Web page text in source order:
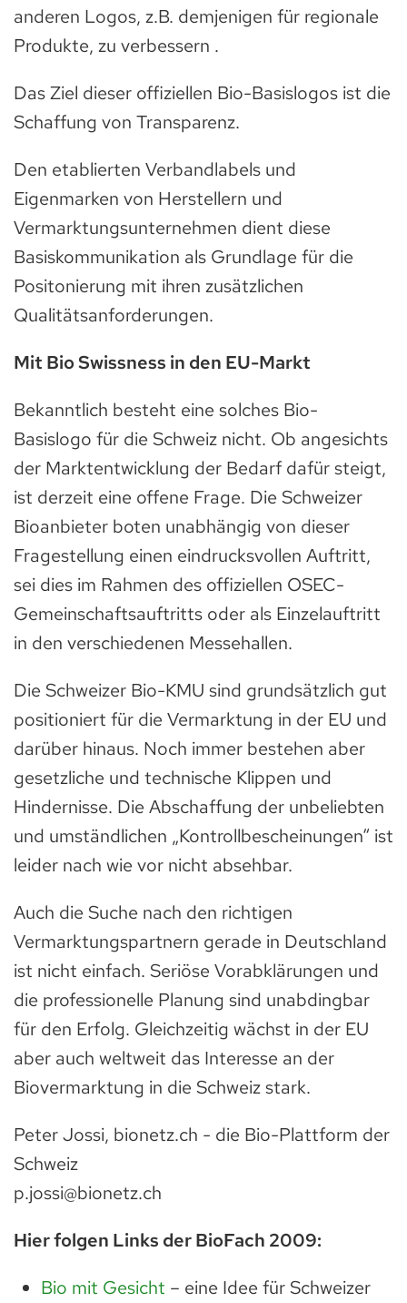
anderen Logos, z.B. demjenigen für regionale
Produkte, zu verbessern .
Das Ziel dieser offiziellen Bio-Basislogos ist die
Schaffung von Transparenz.
Den etablierten Verbandlabels und
Eigenmarken von Herstellern und
Vermarktungsunternehmen dient diese
Basiskommunikation als Grundlage für die
Positonierung mit ihren zusätzlichen
Qualitätsanforderungen.
Mit Bio Swissness in den EU-Markt
Bekanntlich besteht eine solches Bio-
Basislogo für die Schweiz nicht. Ob angesichts
der Marktentwicklung der Bedarf dafür steigt,
ist derzeit eine offene Frage. Die Schweizer
Bioanbieter boten unabhängig von dieser
Fragestellung einen eindrucksvollen Auftritt,
sei dies im Rahmen des offiziellen OSEC-
Gemeinschaftsauftritts oder als Einzelauftritt
in den verschiedenen Messehallen.
Die Schweizer Bio-KMU sind grundsätzlich gut
positioniert für die Vermarktung in der EU und
darüber hinaus. Noch immer bestehen aber
gesetzliche und technische Klippen und
Hindernisse. Die Abschaffung der unbeliebten
und umständlichen „Kontrollbescheinungen“ ist
leider nach wie vor nicht absehbar.
Auch die Suche nach den richtigen
Vermarktungspartnern gerade in Deutschland
ist nicht einfach. Seriöse Vorabklärungen und
die professionelle Planung sind unabdingbar
für den Erfolg. Gleichzeitig wächst in der EU
aber auch weltweit das Interesse an der
Biovermarktung in die Schweiz stark.
Peter Jossi, bionetz.ch - die Bio-Plattform der
Schweiz
p.jossi@bionetz.ch
Hier folgen Links der BioFach 2009:
Bio mit Gesicht – eine Idee für Schweizer